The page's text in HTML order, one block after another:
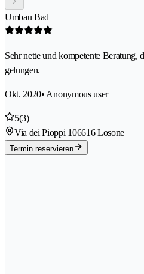
Umbau Bad
Sehr nette und kompetente Beratung,
gelungen.
Okt. 2020• Anonymous user
5(3)
Via dei Pioppi 106616 Losone
Termin reservieren